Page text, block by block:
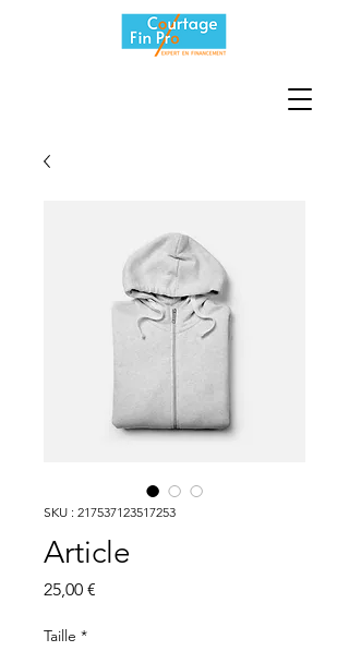
SKU : 217537123517253
Article
25,00 €
Taille *